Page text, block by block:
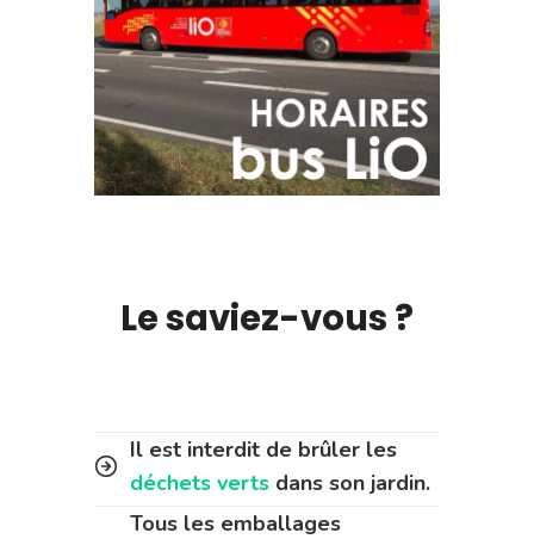
Le saviez-vous ?
Il est interdit de brûler les
déchets verts dans son jardin.
Tous les emballages